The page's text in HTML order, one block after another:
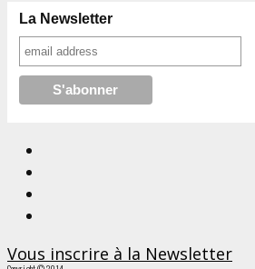
La Newsletter
Vous inscrire à la Newsletter